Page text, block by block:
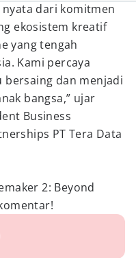
dari komitmen
ekosistem kreatif
yang tengah
Kami percaya
bersaing dan menjadi
bangsa,” ujar
Business
PT Tera Data
2: Beyond